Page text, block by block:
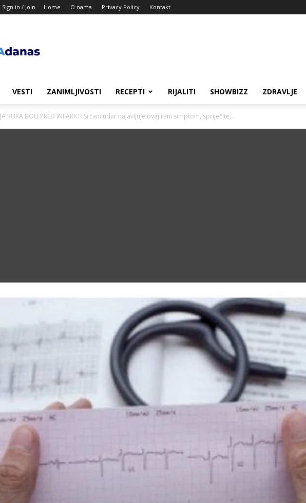
Sign in / Join Home O nama Privacy Policy Kontakt
VESTI ZANIMLJIVOSTI RECEPTI RIJALITI SHOWBIZZ ZDRAVLJE
RUKA BOLI PRED INFARKT: Srčani udar najavljuje ovaj rani simptom, spriječite...